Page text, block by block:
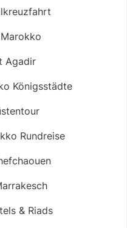
Agadir
Königsstädte
Rundreise
& Riads